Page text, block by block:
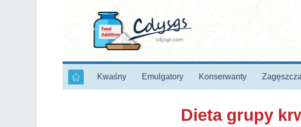
Kwaśny Emulgatory Konserwanty
Dieta grupy